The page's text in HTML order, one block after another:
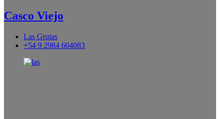
Casco Viejo
Las Grutas
+54 9 2984 604083